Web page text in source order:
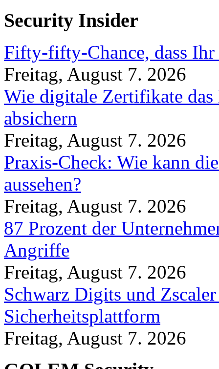
Security Insider
Fifty-fifty-Chance, dass
Freitag, August 7. 2026
Wie digitale Zertifikate
absichern
Freitag, August 7. 2026
Praxis-Check: Wie kann
aussehen?
Freitag, August 7. 2026
87 Prozent der
Angriffe
Freitag, August 7. 2026
Schwarz Digits und
Sicherheitsplattform
Freitag, August 7. 2026